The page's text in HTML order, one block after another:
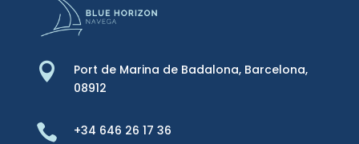
 Port de Marina de Badalona, Barcelona,
08912
 +34 646 26 17 36